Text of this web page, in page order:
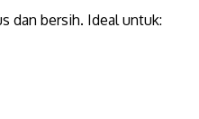
dan bersih. Ideal untuk: